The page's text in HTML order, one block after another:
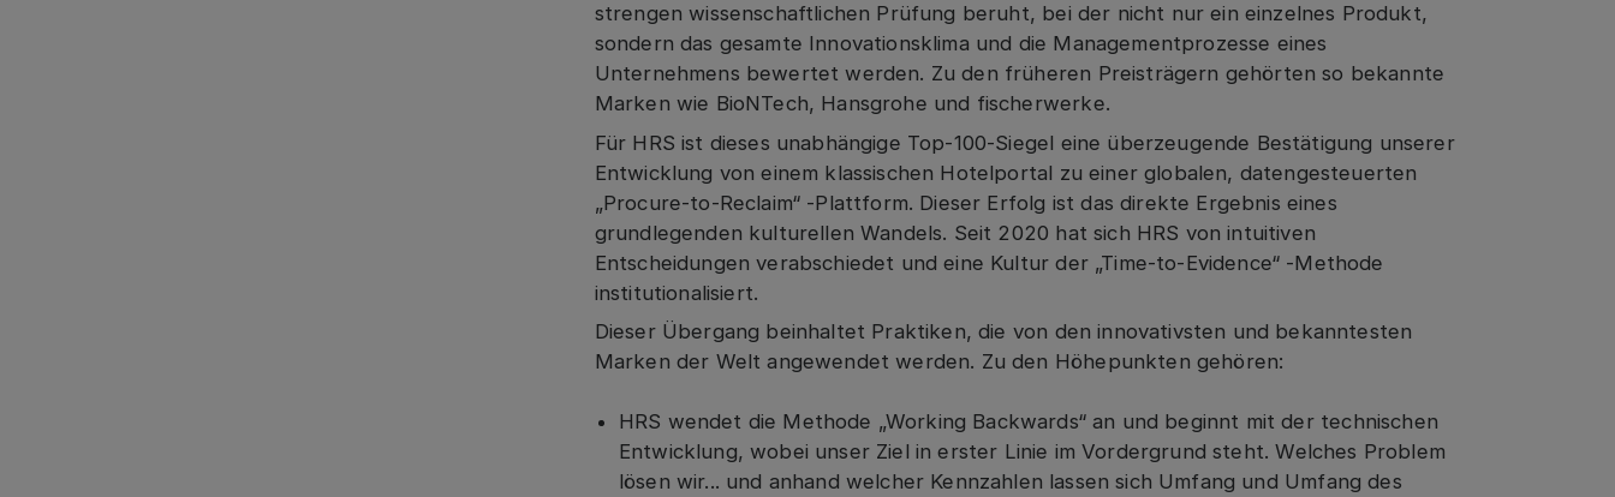
strengen wissenschaftlichen Prüfung beruht, bei der nicht nur ein einzelnes Produkt,
sondern das gesamte Innovationsklima und die Managementprozesse eines
Unternehmens bewertet werden. Zu den früheren Preisträgern gehörten so bekannte
Marken wie BioNTech, Hansgrohe und fischerwerke.
Für HRS ist dieses unabhängige Top-100-Siegel eine überzeugende Bestätigung unserer
Entwicklung von einem klassischen Hotelportal zu einer globalen, datengesteuerten
„Procure-to-Reclaim“ -Plattform. Dieser Erfolg ist das direkte Ergebnis eines
grundlegenden kulturellen Wandels. Seit 2020 hat sich HRS von intuitiven
Entscheidungen verabschiedet und eine Kultur der „Time-to-Evidence“ -Methode
institutionalisiert.
Dieser Übergang beinhaltet Praktiken, die von den innovativsten und bekanntesten
Marken der Welt angewendet werden. Zu den Höhepunkten gehören:
HRS wendet die Methode „Working Backwards“ an und beginnt mit der technischen
Entwicklung, wobei unser Ziel in erster Linie im Vordergrund steht. Welches Problem
lösen wir... und anhand welcher Kennzahlen lassen sich Umfang und Umfang des